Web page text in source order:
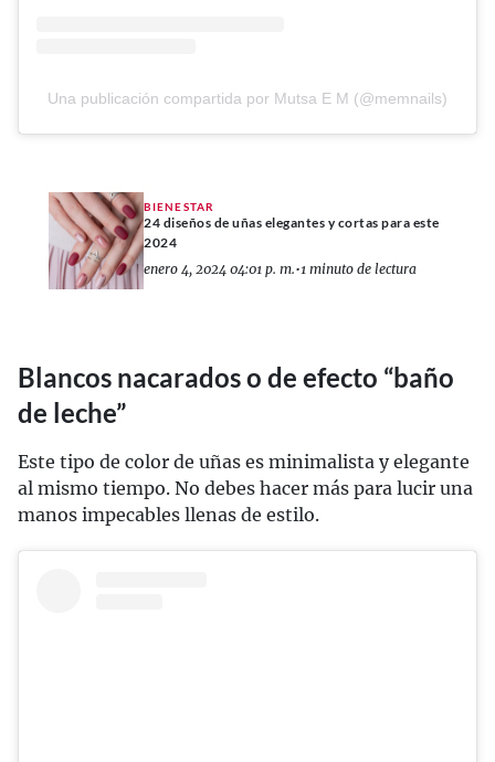
Una publicación compartida por Mutsa E M (@memnails)
BIENESTAR
24 diseños de uñas elegantes y cortas para este
2024
enero 4, 2024 04:01 p. m.•1 minuto de lectura
Blancos nacarados o de efecto “baño
de leche”
Este tipo de color de uñas es minimalista y elegante
al mismo tiempo. No debes hacer más para lucir una
manos impecables llenas de estilo.